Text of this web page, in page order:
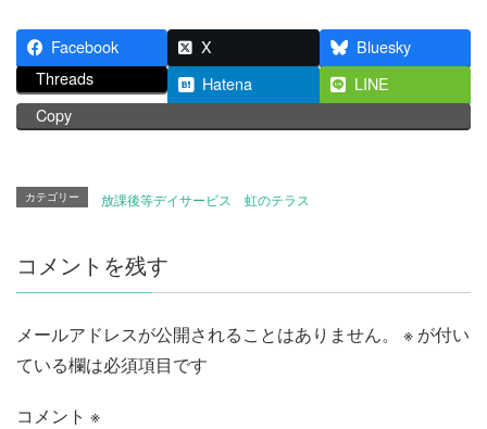
Facebook X
Bluesky
Threads
Hatena
LINE
Copy
カテゴリー 放課後等デイサービス 虹のテラス
コメントを残す
メールアドレスが公開されることはありません。 ※ が付い
ている欄は必須項目です
コメント ※